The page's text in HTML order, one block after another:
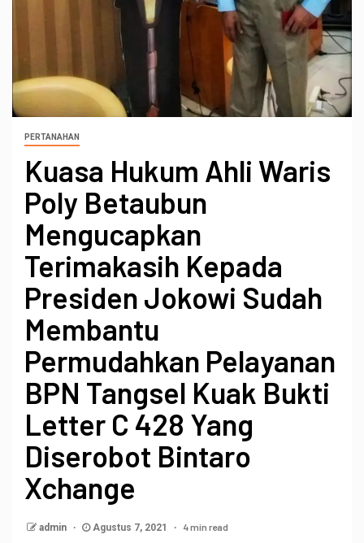
PERTANAHAN
Kuasa Hukum Ahli Waris
Poly Betaubun
Mengucapkan
Terimakasih Kepada
Presiden Jokowi Sudah
Membantu
Permudahkan Pelayanan
BPN Tangsel Kuak Bukti
Letter C 428 Yang
Diserobot Bintaro
Xchange
admin Agustus 7, 2021 4 min read